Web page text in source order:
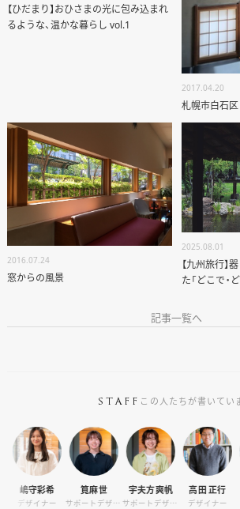
【ひだまり】おひさまの光に包み込まれ
るような、温かな暮らし vol.1
2017.04.20
札幌市白石区
2016.07.24
窓からの風景
2025.08.01
【九州旅行】
た「どこで・
記事一覧へ
STAFF この人たちが書いてい
守彩希
ザイナー
筧麻世
サポートデザイナー
宇夫方爽帆
サポートデザイナー
高田 正行
デザイナー
高
デ